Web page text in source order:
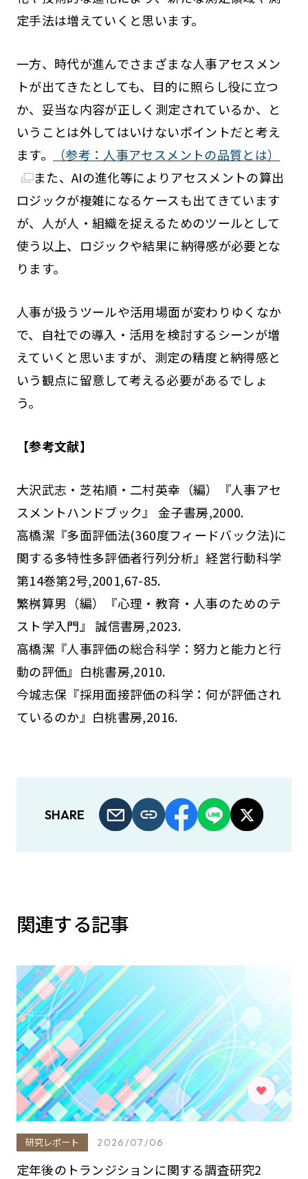
定手法は増えていくと思います。
一方、時代が進んでさまざまな人事アセスメン
トが出てきたとしても、目的に照らし役に立つ
か、妥当な内容が正しく測定されているか、と
いうことは外してはいけないポイントだと考え
ます。
（参考：人事アセスメントの品質とは）
また、AIの進化等によりアセスメントの算出
ロジックが複雑になるケースも出てきています
が、人が人・組織を捉えるためのツールとして
使う以上、ロジックや結果に納得感が必要とな
ります。
人事が扱うツールや活用場面が変わりゆくなか
で、自社での導入・活用を検討するシーンが増
えていくと思いますが、測定の精度と納得感と
いう観点に留意して考える必要があるでしょ
う。
【参考文献】
大沢武志・芝祐順・二村英幸（編）『人事アセ
スメントハンドブック』 金子書房,2000.
高橋潔『多面評価法(360度フィードバック法)に
関する多特性多評価者行列分析』経営行動科学
第14巻第2号,2001,67-85.
繁桝算男（編）『心理・教育・人事のためのテ
スト学入門』 誠信書房,2023.
高橋潔『人事評価の総合科学：努力と能力と行
動の評価』白桃書房,2010.
今城志保『採用面接評価の科学：何が評価され
ているのか』白桃書房,2016.
SHARE
関連する記事
研究レポート 2026/07/06
定年後のトランジションに関する調査研究2